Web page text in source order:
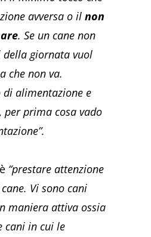
avversa o ilnon
. Se un cane non
giornata vuol
che non va.
di alimentazione e
prima cosa vado
“prestare attenzione
Vi sono cani
maniera attiva ossia
cani in cui le